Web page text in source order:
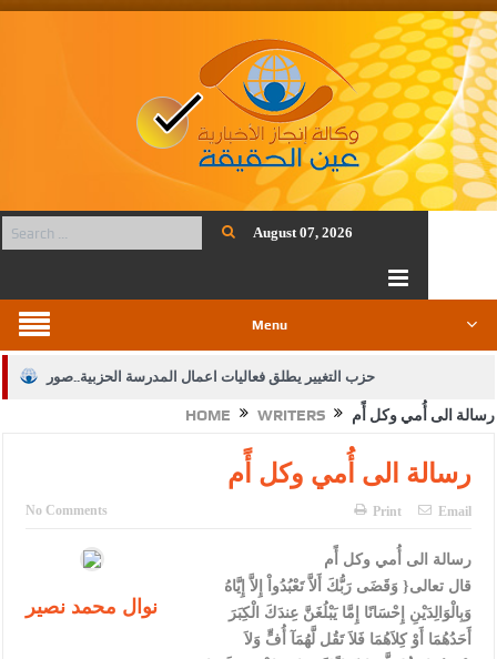
August 07, 2026
Menu
حزب التغيير يطلق فعاليات اعمال المدرسة الحزبية..صور
الجيش يفتح باب التجنيد لحملة البكالوريوس في الحقوق والقانون
بيان اجتماع عمّان:دعم الوصاية الهاشمية التاريخية على المقدسات
الأمن يتلف 16 مليون حبة كبتاجون و1480 كغم مواد مخدرة
النواب يقر مشروع تعديل قانون الملكية العقارية
القاضي يلتقي رؤساء تحرير الصحف اليومية ويؤكد حرص مجلس النواب
HOME WRITERS رسالة الى أُمي وكل أًم
رسالة الى أُمي وكل أًم
No Comments Print Email
نوال محمد نصير
رسالة الى أُمي وكل أًم
قال تعالى{ وَقَضَى رَبُّكَ أَلاَّ تَعْبُدُواْ إِلاَّ إِيَّاهُ
وَبِالْوَالِدَيْنِ إِحْسَانًا إِمَّا يَبْلُغَنَّ عِندَكَ الْكِبَرَ
أَحَدُهُمَا أَوْ كِلاَهُمَا فَلاَ تَقُل لَّهُمَآ أُفٍّ وَلاَ